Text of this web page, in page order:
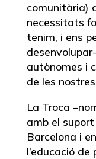
comunitària)
necessitats
tenim, i ens
autònomes i
de les
La Troca
amb el
Barcelona i
l’educació